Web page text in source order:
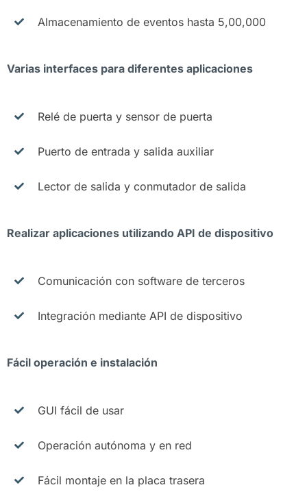
Almacenamiento de eventos hasta 5,00,000
Varias interfaces para diferentes aplicaciones
Relé de puerta y sensor de puerta
Puerto de entrada y salida auxiliar
Lector de salida y conmutador de salida
Realizar aplicaciones utilizando API de dispositivo
Comunicación con software de terceros
Integración mediante API de dispositivo
Fácil operación e instalación
GUI fácil de usar
Operación autónoma y en red
Fácil montaje en la placa trasera